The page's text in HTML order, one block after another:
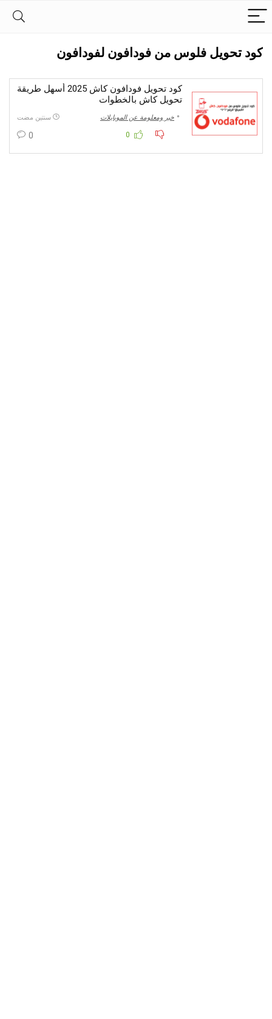
كود تحويل فلوس من فودافون لفودافون
كود تحويل فودافون كاش 2025 أسهل طريقة
تحويل كاش بالخطوات
خبر ومعلومة عن الموبايلات سنتين مضت
0
0